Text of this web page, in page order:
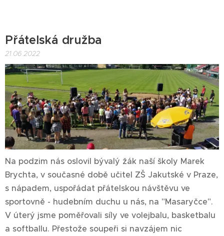
Přátelská družba
21.06.2022
Na podzim nás oslovil bývalý žák naší školy Marek
Brychta, v současné době učitel ZŠ Jakutské v Praze,
s nápadem, uspořádat přátelskou návštěvu ve
sportovně - hudebním duchu u nás, na "Masaryčce".
V úterý jsme poměřovali síly ve volejbalu, basketbalu
a softballu. Přestože soupeři si navzájem nic